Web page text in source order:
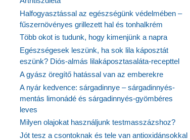
Halfogyasztással az egészségünk védelmében –
fűszernövényes grillezett hal és tonhalkrém
Több okot is tudunk, hogy kimenjünk a napra
Egészségesek leszünk, ha sok lila káposztát
eszünk? Diós-almás lilakáposztasaláta-recepttel
A gyász öregítő hatással van az emberekre
A nyár kedvence: sárgadinnye – sárgadinnyés-
mentás limonádé és sárgadinnyés-gyömbéres
leves
Milyen olajokat használjunk testmasszázshoz?
Jót tesz a csontoknak és tele van antioxidánsokkal